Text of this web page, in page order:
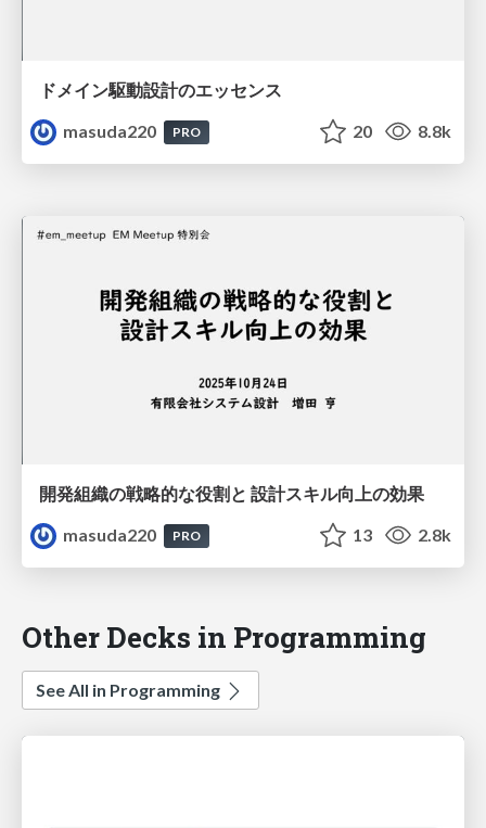
ドメイン駆動設計のエッセンス
masuda220
PRO 20 8.8k
開発組織の戦略的な役割と 設計スキル向上の効果
masuda220
PRO 13 2.8k
Other Decks in Programming
See All in Programming